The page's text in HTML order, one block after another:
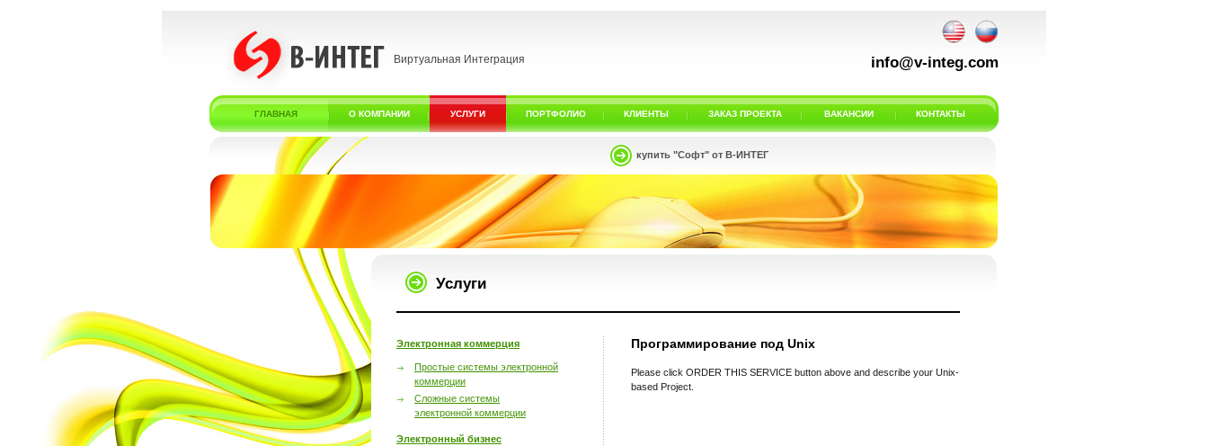
Виртуальная Интеграция info@v-integ.com
ГЛАВНАЯ О КОМПАНИИ УСЛУГИ ПОРТФОЛИО КЛИЕНТЫ ЗАКАЗ ПРОЕКТА ВАКАНСИИ КОНТАКТЫ
купить "Софт" от В-ИНТЕГ
Услуги
Электронная коммерция
Простые системы электронной
коммерции
Сложные системы
электронной коммерции
Электронный бизнес
Программирование под Unix
Please click ORDER THIS SERVICE button above and describe your Unix-
based Project.